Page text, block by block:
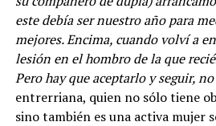
este debía ser nuestro año para
mejores. Encima, cuando volví a
lesión en el hombro de la que
Pero hay que aceptarlo y seguir,
entrerriana, quien no sólo tiene
sino también es una activa mujer